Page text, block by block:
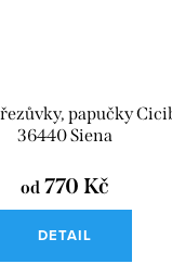
papučky
36440 Siena
od770 Kč
DETAIL